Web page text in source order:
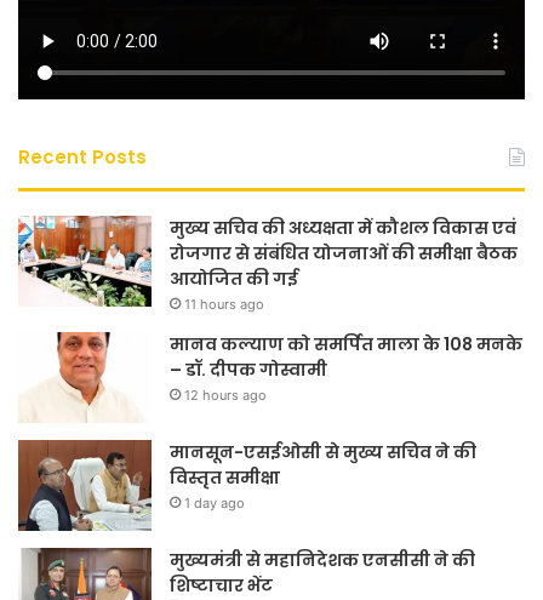
Recent Posts
मुख्य सचिव की अध्यक्षता में कौशल विकास एवं
रोजगार से संबंधित योजनाओं की समीक्षा बैठक
आयोजित की गई
11 hours ago
मानव कल्याण को समर्पित माला के 108 मनके
– डॉ. दीपक गोस्वामी
12 hours ago
मानसून-एसईओसी से मुख्य सचिव ने की
विस्तृत समीक्षा
1 day ago
मुख्यमंत्री से महानिदेशक एनसीसी ने की
शिष्टाचार भेंट